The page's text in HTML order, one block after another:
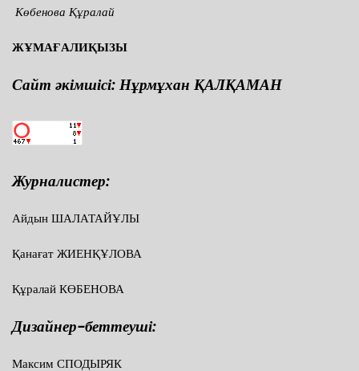
Көбенова Құралай
ЖҰМАҒАЛИҚЫЗЫ
Сайт әкімшісі: Нұрмұхан ҚАЛҚАМАН
Журналистер:
Айдын ШАЛАТАЙҰЛЫ
Қанағат ЖИЕНҚҰЛОВА
Құралай КӨБЕНОВА
Дизайнер-беттеуші:
Максим СПОДЫРЯК